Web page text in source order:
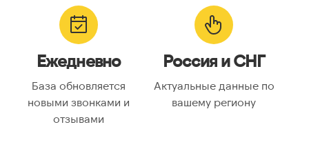
ГЕОЛОКАЦИЯ
Географическое
описание:
Часовые пояса: Europe/Moscow
ВАЛИДАЦИЯ И ТИП
Ежедневно
База обновляется
новыми звонками и
отзывами
Россия и СНГ
Актуальные данные по
вашему региону